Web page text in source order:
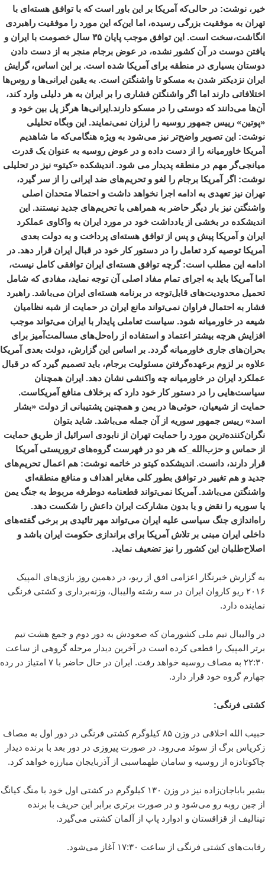
خیر، نوشت: در حالی‌که آمریکا بر این باور است که با توافق هسته‌ای با
تهران به موفقیت بزرگی رسیده، اما این‌که این مورد را موفقیت راهبردی
انگاشت،سخت است. این توافق موجب پایان ۳۵ سال خصومت با ایران و
یافتن دوست در آن کشور نشده، در عوض برجام منجر به از دست دادن
دوستان بسیاری در منطقه برای آمریکا شده است. بر این اساس، گرایش
ایران نزدیکتر شدن به مسکو تا واشنگتن است. به یقین ایرانی‌ها و روس‌ها
اختلافاتی دارند اما اگر واشنگتن فشاری را بر ایران به هر دلیلی وارد کند،
آن‌ها می‌دانند که دوستی را در مسکو دارند.ایرانی‌ها هرگز پل بین خود و
«پوتین» رییس جمهور روسیه را لرزان نمی‌نمایند. این وبگاه تحلیلی
نوشت: این تصویر واضح‌تر نیز می‌شود به ویژه هنگامی‌که ما شاهدیم
آمریکا خاورمیانه را از دست داده و در عوض روسیه به عنوان یک قدرت
میانجی‌گر مهم در منطقه پدیدار می شود. اندیشکده «کیتو» نیز در تحلیلی
نوشت: اگر آمریکا برجام را لغو و تحریم‌های ضد ایرانی را از سر گیرد،
تهران نیز تعهدی به ادامه اجرا نخواهد داشت و احتمالا متحدان اصلی
واشنگتن نیز بار دیگر حاضر به همراهی با تحریم‌های جدید نیستند. این
اندیشکده در بخشی از یادداشت خود در مورد ایران به واکاوی عملکرد
ایران و آمریکا پیش و پس از توافق هسته‌ای پرداخت و به دولت بعدی
آمریکا توصیه کرد تعامل را در دستور کار خود در قبال ایران قرار دهد. در
ادامه این مطلب است: گرچه توافق هسته‌ای ایران توافقی کامل نیست،
اما آمریکا باید به اجرای تمام مفاد اصلی آن توجه نماید، مفادی که شامل
تحمیل محدودیت‌های قابل‌توجه در برنامه هسته‌ای ایران می‌باشد. راهبرد
فشار به احتمال فراوان نمی‌تواند مانع ایران در حمایت از شبه نظامیان
شیعه در خاورمیانه شود. سیاست تعاملی پایدار با ایران می‌تواند موجب
افزایش هرچه بیشتر اعتماد و استفاده از راه‌حل‌های مسالمت‌آمیز برای
بحران‌های جاری خاورمیانه گردد. بر اساس این گزارش، دولت بعدی آمریکا
علاوه بر لزوم برعهده‌گرفتن مسئولیت برجام، باید تصمیم گیرد که در قبال
عملکرد ایران در خاورمیانه چه واکنشی نشان دهد. ایران همچنان
سیاست‌هایی را در دستور کار خود دارد که برخلاف منافع آمریکاست.
حمایت از شیعیان، حوثی‌ها در یمن و همچنین پشتیبانی‌ از دولت «بشار
اسد» رییس جمهور سوریه از آن جمله می‌باشد. شاید بتوان
نگران‌کننده‌ترین مورد را حمایت تهران از نابودی اسرائیل از طریق حمایت
از حماس و حزب‌الله_که هر دو در فهرست گروه‌های تروریستی آمریکا
قرار دارند، دانست. اندیشکده کیتو در خاتمه نوشت: هم اعمال تحریم‌های
جدید و هم تغییر در توافق بطور کلی مغایر اهداف و منافع منطقه‌ای
واشنگتن می‌باشد. آمریکا نمی‌تواند قطعنامه دوطرفه مربوط به جنگ یمن
یا سوریه را نقض و یا بدون مشارکت ایران داعش را شکست دهد.
راه‌اندازی جنگ سیاسی علیه ایران می‌تواند مهر تائیدی بر برخی گفته‌های
داخلی ایران مبنی بر تلاش آمریکا برای براندازی حکومت ایران باشد و
اصلاح‌طلبان این کشور را نیز تضعیف نماید.
به گزارش خبرنگار اعزامی افق از ریو، در دهمین روز بازی‌های المپیک
۲۰۱۶ ریو کاروان ایران در سه رشته والیبال، وزنه‌برداری و کشتی فرنگی
نماینده دارد.
در والیبال تیم ملی کشورمان که صعودش به دور دوم و جمع هشت تیم
برتر المپیک را قطعی کرده است در آخرین دیدار مرحله گروهی از ساعت
۲۲:۳۰ به مصاف روسیه خواهد رفت. ایران در حال حاضر با ۷ امتیاز در رده
چهارم گروه خود قرار دارد.
کشتی فرنگی:
حبیب الله اخلاقی در وزن ۸۵ کیلوگرم کشتی فرنگی در دور اول به مصاف
زکریاس برگ از سوئد می‌رود. در صورت پیروزی در دور بعد با برنده دیدار
چاکوتادزه از روسیه و سامان طهماسبی از آذربایجان مبارزه خواهد کرد.
بشیر باباجان‌زاده نیز در وزن ۱۳۰ کیلوگرم در کشتی اول خود با منگ کیانگ
از چین روبه رو می‌شود و در صورت برتری برابر این حریف با برنده
تینالیف از قزاقستان و ادوارد پاپ از آلمان کشتی می‌گیرد.
رقابت‌های کشتی فرنگی از ساعت ۱۷:۳۰ آغاز می‌شود.